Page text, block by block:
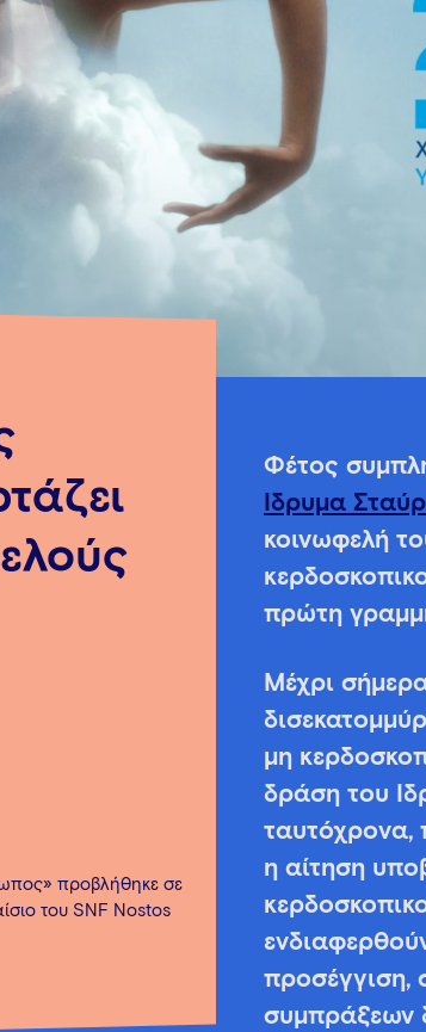
προβλήθηκε σε
του SNF Nostos
Φέτος
Ίδρυμα
κοινωφελή
πρώτη
Μέχρι
μη
δράση του
ταυτόχρονα,
η αίτηση
προσέγγιση,
συμπράξεων